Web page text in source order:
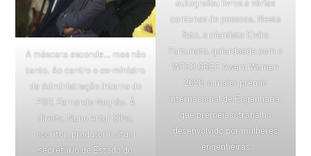
A máscara esconde… mas não
tanto. Ao centro o ex-ministro
da Administração Interna do
PSD, Fernando Negrão. À
direita, Nuno Artur Silva,
escritor, produtor e atual
secretário de Estado do
autografou livros a várias
centenas de pessoas. Nesta
foto, a cientista Elvira
Fortunato, galardoada com o
WFEO GREE Award Women
2020, o maior prémio
internacional de Engenharia,
que premeia o trabalho
desenvolvido por mulheres
engenheiras